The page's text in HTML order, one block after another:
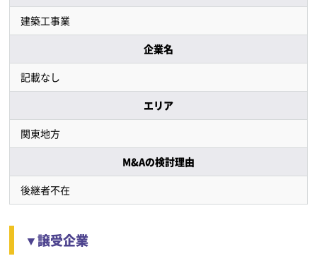
建築工事業
企業名
記載なし
エリア
関東地方
M&Aの検討理由
後継者不在
▼譲受企業